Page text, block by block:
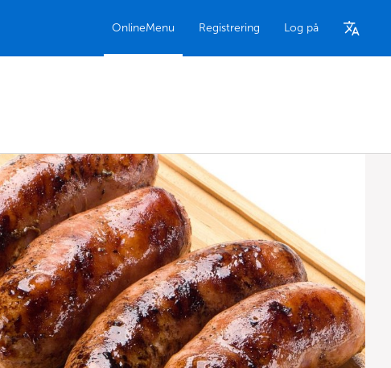
OnlineMenu Registrering Log på